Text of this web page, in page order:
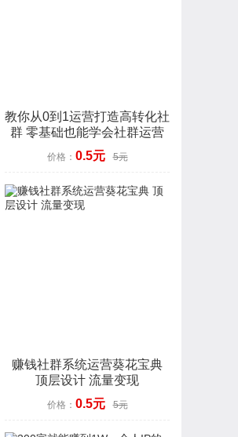
教你从0到1运营打造高转化社
群 零基础也能学会社群运营
价格： 0.5元 5元
赚钱社群系统运营葵花宝典
顶层设计 流量变现
价格： 0.5元 5元